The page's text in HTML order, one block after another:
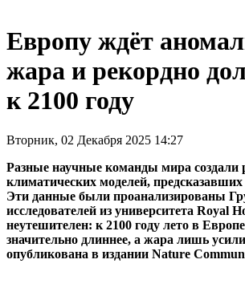
Европу ждёт
жара и рекордно
к 2100 году
Вторник, 02 Декабря 2025 14:27
Разные научные команды мира создали
климатических моделей,
Эти данные были проанализированы
исследователей из университета Royal
неутешителен: к 2100 году лето в
значительно длиннее, а жара лишь
опубликована в издании Nature